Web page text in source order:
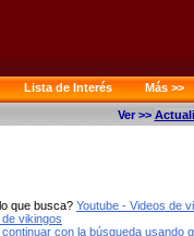
Lista de Interés
Más >>
Ver >>
que busca? Youtube - Videos de
vikingos
con la búsqueda usando